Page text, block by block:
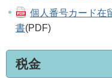
個人番号カード在
書(PDF)
税金